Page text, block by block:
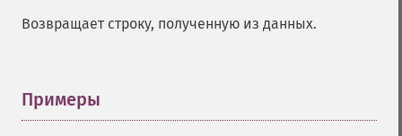
Возвращает строку, полученную из данных.
Примеры